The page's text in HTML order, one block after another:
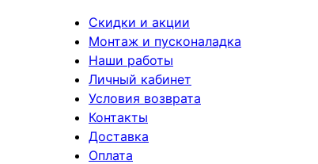
Скидки и акции
Монтаж и пусконаладка
Наши работы
Личный кабинет
Условия возврата
Контакты
Доставка
Оплата